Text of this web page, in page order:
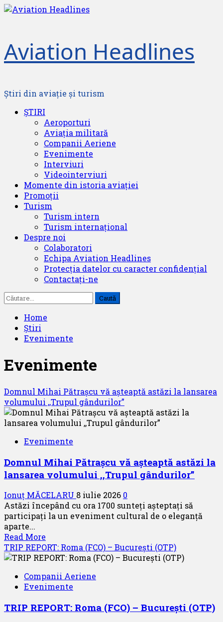
Skip
Aviation Headlines
Știri din aviație și turism
Primary
ȘTIRI
Aeroporturi
Aviația militară
Companii Aeriene
Evenimente
Interviuri
Videointerviuri
Momente din istoria aviației
Promoții
Turism
Turism intern
Turism internațional
Despre noi
Colaboratori
Echipa Aviation Headlines
Protecția datelor cu caracter confidențial
Contactați-ne
Caută
după:
Home
Știri
Evenimente
Evenimente
Domnul Mihai Pătrașcu vă așteaptă astăzi la lansarea
volumului ,,Trupul gândurilor”
Evenimente
Domnul Mihai Pătrașcu vă așteaptă astăzi la
lansarea volumului ,,Trupul gândurilor”
Ionuț MĂCELARU 8 iulie 2026 0
Astăzi începând cu ora 1700 sunteți așteptați să
participați la un eveniment cultural de o eleganță
aparte...
Read More
more
about
Mihai
Pătrașcu
așteaptă
TRIP REPORT: Roma (FCO) – București (OTP)
Companii Aeriene
Evenimente
TRIP REPORT: Roma (FCO) – București (OTP)